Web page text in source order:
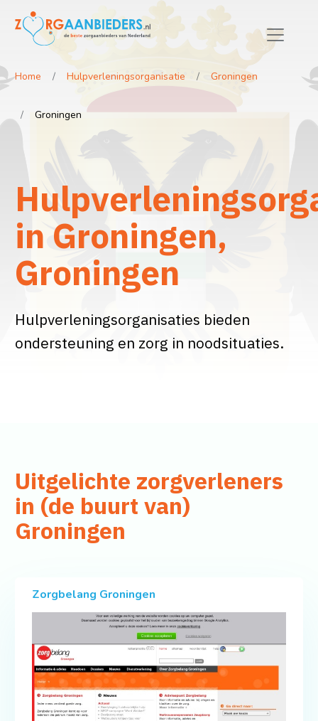
Home Hulpverleningsorganisatie Groningen
Groningen
in Groningen,
Groningen
Hulpverleningsorganisaties bieden
ondersteuning en zorg in noodsituaties.
Uitgelichte zorgverleners
in (de buurt van)
Groningen
Zorgbelang Groningen